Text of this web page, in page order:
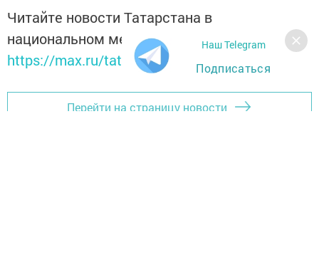
Читайте новости Татарстана в
национальном мессенджере MАХ:
https://max.ru/tatmedia
Перейти на страницу новости
Наш Telegram
Подписаться